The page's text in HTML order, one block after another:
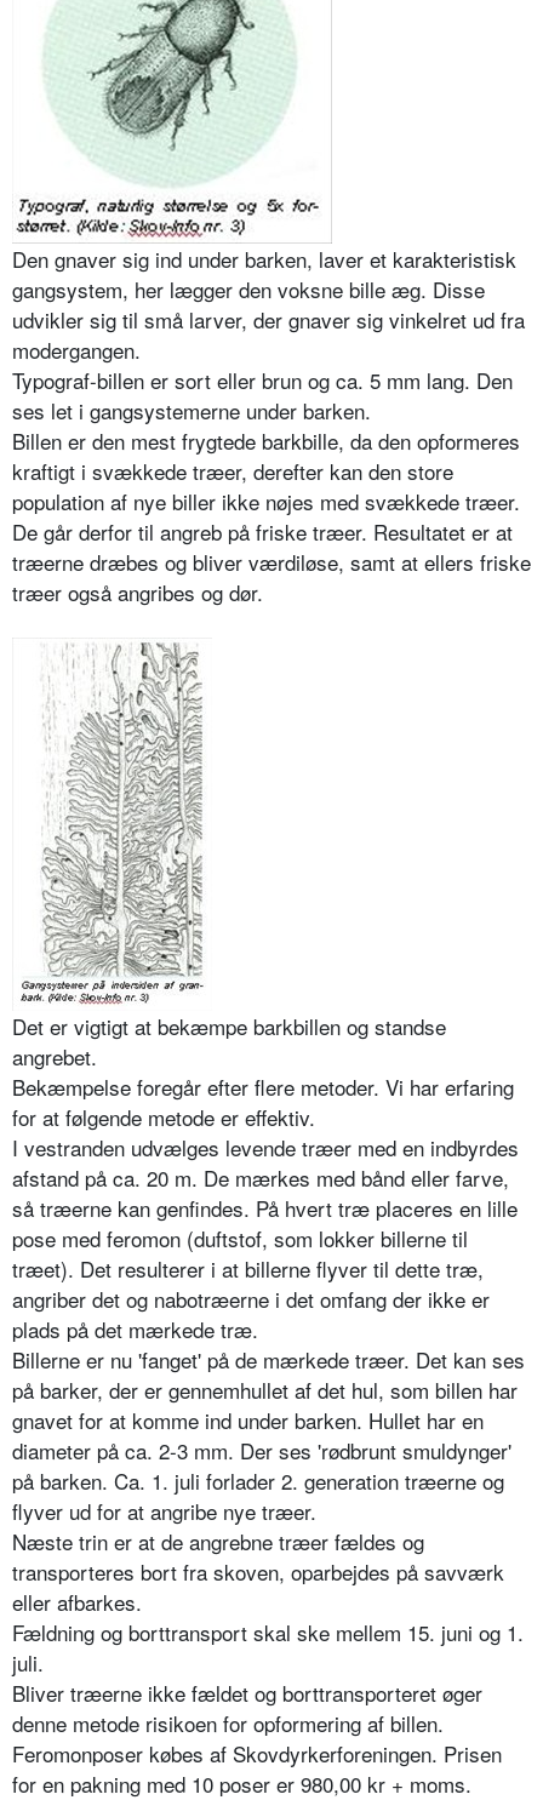
Den gnaver sig ind under barken, laver et karakteristisk
gangsystem, her lægger den voksne bille æg. Disse
udvikler sig til små larver, der gnaver sig vinkelret ud fra
modergangen.
Typograf-billen er sort eller brun og ca. 5 mm lang. Den
ses let i gangsystemerne under barken.
Billen er den mest frygtede barkbille, da den opformeres
kraftigt i svækkede træer, derefter kan den store
population af nye biller ikke nøjes med svækkede træer.
De går derfor til angreb på friske træer. Resultatet er at
træerne dræbes og bliver værdiløse, samt at ellers friske
træer også angribes og dør.
Det er vigtigt at bekæmpe barkbillen og standse
angrebet.
Bekæmpelse foregår efter flere metoder. Vi har erfaring
for at følgende metode er effektiv.
I vestranden udvælges levende træer med en indbyrdes
afstand på ca. 20 m. De mærkes med bånd eller farve,
så træerne kan genfindes. På hvert træ placeres en lille
pose med feromon (duftstof, som lokker billerne til
træet). Det resulterer i at billerne flyver til dette træ,
angriber det og nabotræerne i det omfang der ikke er
plads på det mærkede træ.
Billerne er nu 'fanget' på de mærkede træer. Det kan ses
på barker, der er gennemhullet af det hul, som billen har
gnavet for at komme ind under barken. Hullet har en
diameter på ca. 2-3 mm. Der ses 'rødbrunt smuldynger'
på barken. Ca. 1. juli forlader 2. generation træerne og
flyver ud for at angribe nye træer.
Næste trin er at de angrebne træer fældes og
transporteres bort fra skoven, oparbejdes på savværk
eller afbarkes.
Fældning og borttransport skal ske mellem 15. juni og 1.
juli.
Bliver træerne ikke fældet og borttransporteret øger
denne metode risikoen for opformering af billen.
Feromonposer købes af Skovdyrkerforeningen. Prisen
for en pakning med 10 poser er 980,00 kr + moms.